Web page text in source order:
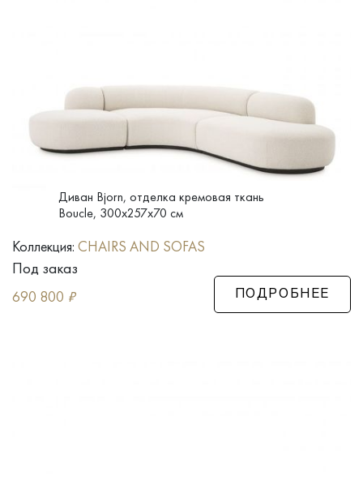
Диван Bjorn, отделка кремовая ткань
Boucle, 300x257x70 см
Коллекция: CHAIRS AND SOFAS
Под заказ
690 800 ₽ ПОДРОБНЕЕ